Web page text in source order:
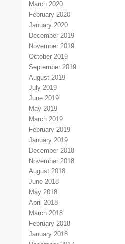
March 2020
February 2020
January 2020
December 2019
November 2019
October 2019
September 2019
August 2019
July 2019
June 2019
May 2019
March 2019
February 2019
January 2019
December 2018
November 2018
August 2018
June 2018
May 2018
April 2018
March 2018
February 2018
January 2018